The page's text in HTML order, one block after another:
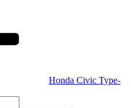
Honda Civic Type-